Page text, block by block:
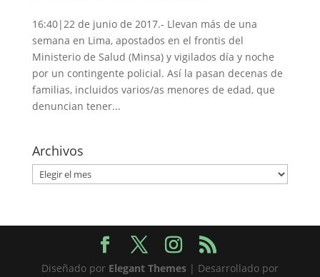
16:40|22 de junio de 2017.- Llevan más de una
semana en Lima, apostados en el frontis del
Ministerio de Salud (Minsa) y vigilados día y noche
por un contingente policial. Así la pasan decenas de
familias, incluidos varios/as menores de edad, que
denuncian tener...
Archivos
Archivos
Diseñado por Elegant Themes| Desarrollado por